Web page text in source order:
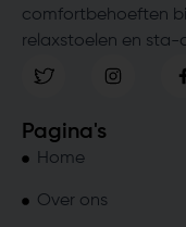
comfortbehoeften
relaxstoelen en sta-
Pagina's
Home
Over ons